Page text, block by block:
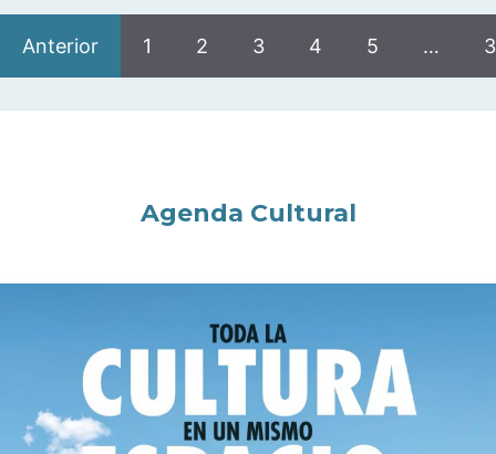
Anterior 1 2 3 4 5 …
Agenda Cultural